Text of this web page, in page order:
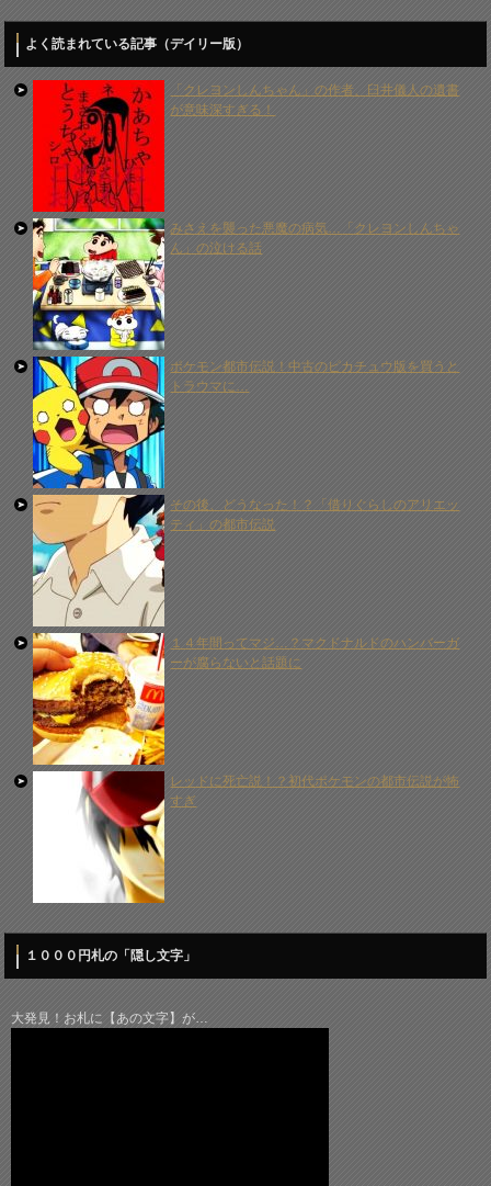
よく読まれている記事（デイリー版）
「クレヨンしんちゃん」の作者、臼井儀人の遺書
が意味深すぎる！
みさえを襲った悪魔の病気…「クレヨンしんちゃ
ん」の泣ける話
ポケモン都市伝説！中古のピカチュウ版を買うと
トラウマに…
その後、どうなった！？「借りぐらしのアリエッ
ティ」の都市伝説
１４年間ってマジ…？マクドナルドのハンバーガ
ーが腐らないと話題に
レッドに死亡説！？初代ポケモンの都市伝説が怖
すぎ
１０００円札の「隠し文字」
大発見！お札に【あの文字】が…